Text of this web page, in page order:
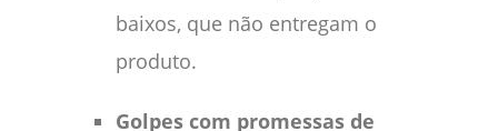
baixos, que não entregam o
produto.
Golpes com promessas de